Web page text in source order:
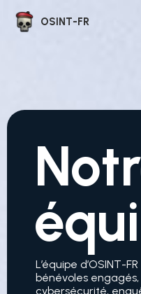
OSINT-FR
L’équipe d’OSINT-
bénévoles engagés,
cybersécurité,